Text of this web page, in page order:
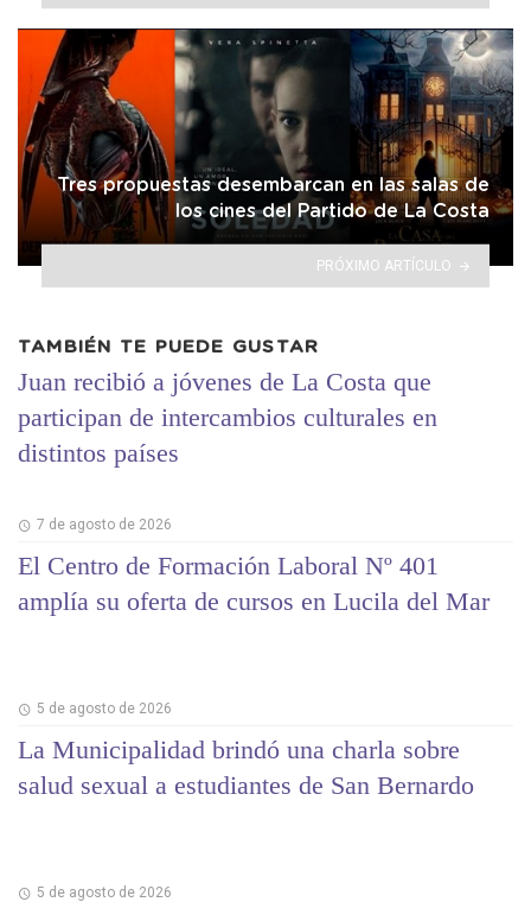
Tres propuestas desembarcan en las salas de
los cines del Partido de La Costa
PRÓXIMO ARTÍCULO
TAMBIÉN TE PUEDE GUSTAR
Juan recibió a jóvenes de La Costa que
participan de intercambios culturales en
distintos países
7 de agosto de 2026
El Centro de Formación Laboral Nº 401
amplía su oferta de cursos en Lucila del Mar
5 de agosto de 2026
La Municipalidad brindó una charla sobre
salud sexual a estudiantes de San Bernardo
5 de agosto de 2026